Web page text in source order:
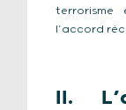
terrorisme
l’accord
II.